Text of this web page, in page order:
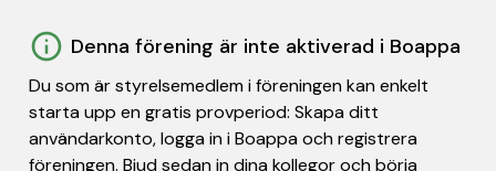
Denna förening är inte aktiverad i Boappa
Du som är styrelsemedlem i föreningen kan enkelt
starta upp en gratis provperiod: Skapa ditt
användarkonto, logga in i Boappa och registrera
föreningen. Bjud sedan in dina kollegor och börja